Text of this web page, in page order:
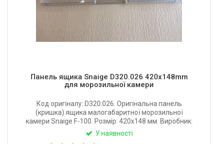
Панель ящика Snaige D320.026 420x148mm
для морозильної камери
Код оригіналу: D320.026. Оригінальна панель
(кришка) ящика малогабаритної морозильної
камери Snaige F-100. Розмір: 420x148 мм. Виробник:
Литва.
У наявності